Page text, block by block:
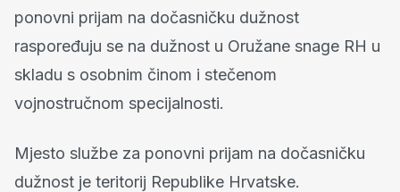
ponovni prijam na dočasničku dužnost
raspoređuju se na dužnost u Oružane snage RH u
skladu s osobnim činom i stečenom
vojnostručnom specijalnosti.
Mjesto službe za ponovni prijam na dočasničku
dužnost je teritorij Republike Hrvatske.